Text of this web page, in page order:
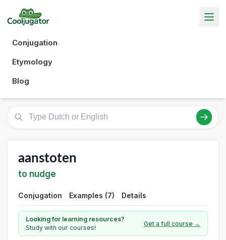
Conjugation
Etymology
Blog
aanstoten
to nudge
Conjugation Examples (7) Details
Looking for learning resources?
Study with our courses!
Get a full course →